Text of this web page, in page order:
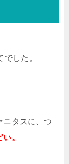
した。
ニタスに、つ
。